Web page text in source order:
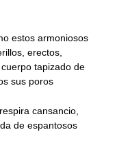
estos armoniosos
erectos,
tapizado de
sus poros
cansancio,
de espantosos